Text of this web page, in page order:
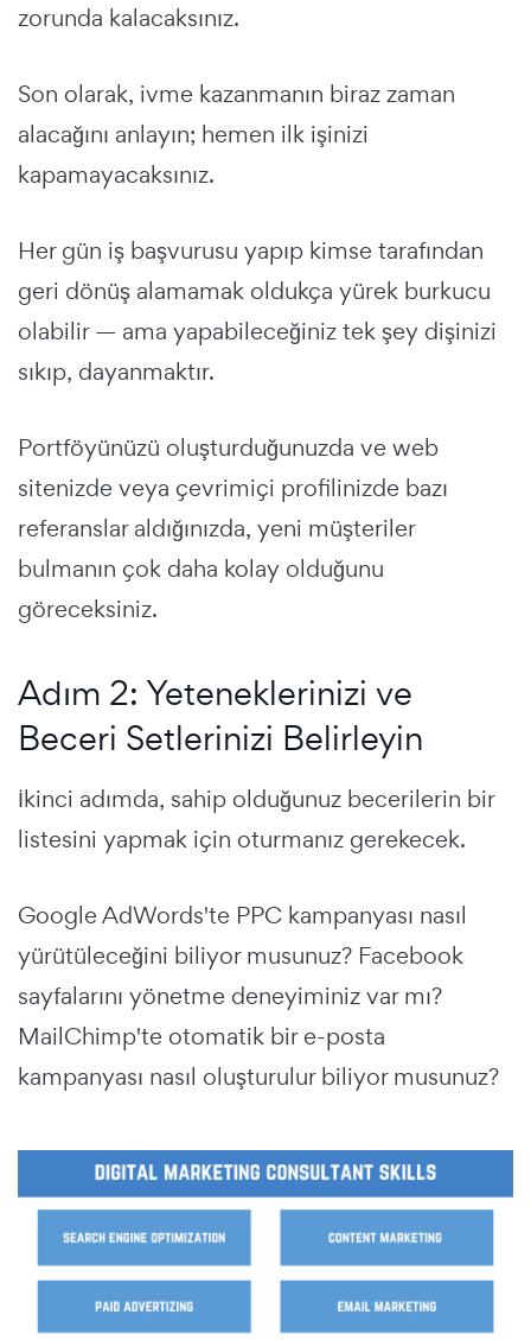
zorunda kalacaksınız.
Son olarak, ivme kazanmanın biraz zaman
alacağını anlayın; hemen ilk işinizi
kapamayacaksınız.
Her gün iş başvurusu yapıp kimse tarafından
geri dönüş alamamak oldukça yürek burkucu
olabilir — ama yapabileceğiniz tek şey dişinizi
sıkıp, dayanmaktır.
Portföyünüzü oluşturduğunuzda ve web
sitenizde veya çevrimiçi profilinizde bazı
referanslar aldığınızda, yeni müşteriler
bulmanın çok daha kolay olduğunu
göreceksiniz.
Adım 2: Yeteneklerinizi ve
Beceri Setlerinizi Belirleyin
İkinci adımda, sahip olduğunuz becerilerin bir
listesini yapmak için oturmanız gerekecek.
Google AdWords'te PPC kampanyası nasıl
yürütüleceğini biliyor musunuz? Facebook
sayfalarını yönetme deneyiminiz var mı?
MailChimp'te otomatik bir e-posta
kampanyası nasıl oluşturulur biliyor musunuz?